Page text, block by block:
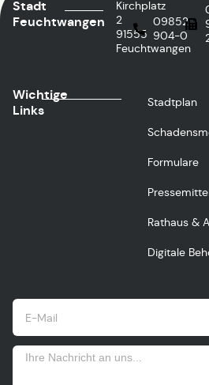
Stadt
Feuchtwangen
Kirchplatz
2
91555
Feuchtwangen
09852
904-0
Wichtige
Links
Stadtplan
Formulare
Rathaus &
Digitale